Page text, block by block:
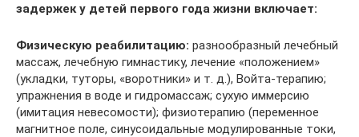
задержек у детей первого года жизни включает:
Физическую реабилитацию: разнообразный лечебный
массаж, лечебную гимнастику, лечение «положением»
(укладки, туторы, «воротники» и т. д.), Войта-терапию;
упражнения в воде и гидромассаж; сухую иммерсию
(имитация невесомости); физиотерапию (переменное
магнитное поле, синусоидальные модулированные токи,